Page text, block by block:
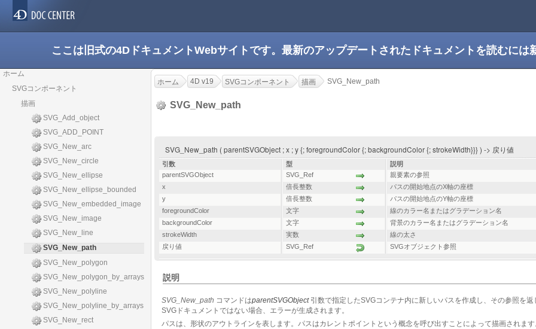
ここは旧式の4DドキュメントWebサイトです。最新のアップデートされたドキュメントを読むに
ホーム
SVGコンポーネント
描画
SVG_Add_object
SVG_ADD_POINT
SVG_New_arc
SVG_New_circle
SVG_New_ellipse
SVG_New_ellipse_bounded
SVG_New_embedded_image
SVG_New_image
SVG_New_line
SVG_New_path
SVG_New_polygon
SVG_New_polygon_by_arrays
SVG_New_polyline
SVG_New_polyline_by_arrays
SVG_New_rect
ホーム 4D v19 SVGコンポーネント 描画 SVG_New_path
SVG_New_path
SVG_New_path ( parentSVGObject ; x ; y {; foregroundColor {; backgroundColor {; strokeWidth}}} ) -> 戻り値
引数 型
説明
parentSVGObject
SVG_Ref
親要素の参照
x
倍長整数
パスの開始地点のX軸の座標
y
倍長整数
パスの開始地点のY軸の座標
foregroundColor
文字
線のカラー名またはグラデーション名
backgroundColor
文字
背景のカラー名またはグラデーション名
strokeWidth
実数
線の太さ
戻り値
SVG_Ref SVGオブジェクト参照
説明
SVG_New_path コマンドはparentSVGObject引数で指定したSVGコンテナ内に新しいパスを作成し、その参照を返
SVGドキュメントではない場合、エラーが生成されます。
パスは、形状のアウトラインを表します。パスはカレントポイントという概念を呼び出すことによって描画されま